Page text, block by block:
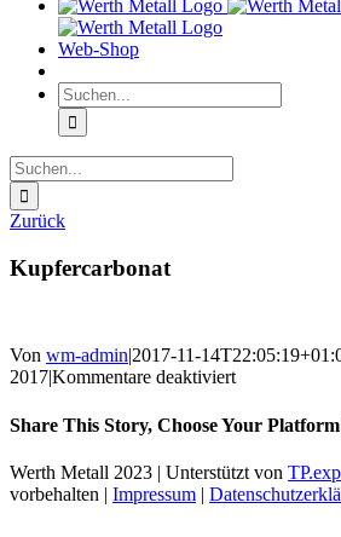
Web-Shop
Suche
nach:
Suche
nach:
Zurück
Kupfercarbonat
Von wm-admin|2017-11-
2017|Kommentare deaktiviertfür
Share This Story, Choose Your
Facebook
Twitter
LinkedIn
Reddit
WhatsApp
Tumblr
Pinterest
Vk
Xing
E-
Mail
Werth Metall 2023 | Unterstützt von
vorbehalten | Impressum |